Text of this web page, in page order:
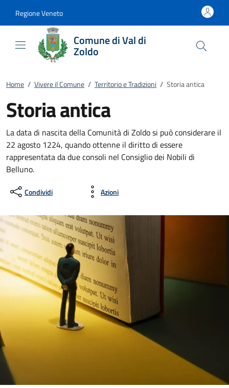
Regione Veneto
Comune di Val di
Zoldo
Home / Vivere il Comune / Territorio e Tradizioni / Storia antica
Storia antica
La data di nascita della Comunità di Zoldo si può considerare il
22 agosto 1224, quando ottenne il diritto di essere
rappresentata da due consoli nel Consiglio dei Nobili di
Belluno.
Condividi Azioni